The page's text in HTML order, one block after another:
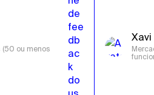
(50 ou menos
Xavi